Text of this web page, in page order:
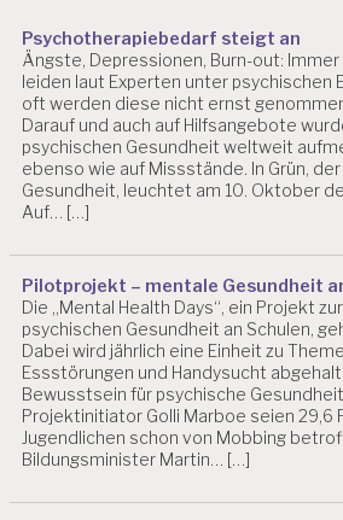
A
H
M
E
N
P
E
S
O
N
A
L
A
R
B
EI
T
P
Psychotherapiebedarf steigt an
Ängste, Depressionen, Burn-out:
leiden laut Experten unter psychischen
oft werden diese nicht ernst
Darauf und auch auf Hilfsangebote
psychischen Gesundheit weltweit
ebenso wie auf Missstände. In Grün,
Gesundheit, leuchtet am 10. Oktober
Auf… […]
Pilotprojekt – mentale Gesundheit
Die „Mental Health Days“, ein Projekt
psychischen Gesundheit an Schulen,
Dabei wird jährlich eine Einheit zu
Essstörungen und Handysucht
Bewusstsein für psychische
Projektinitiator Golli Marboe seien 29,6
Jugendlichen schon von Mobbing
Bildungsminister Martin… […]